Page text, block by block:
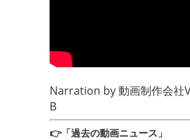
Narration by動画制作会社
B
👉「過去の動画ニュース」